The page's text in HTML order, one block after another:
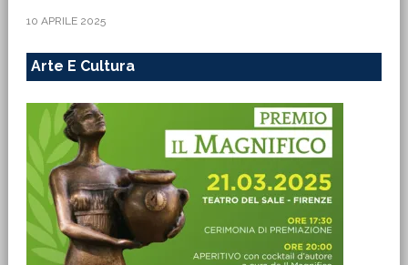
10 APRILE 2025
Arte E Cultura